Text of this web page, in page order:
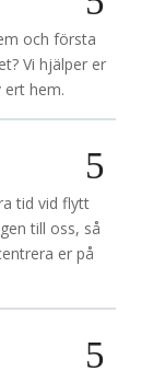
och första
Vi hjälper er
ert hem.
tid vid flytt
till oss, så
er på